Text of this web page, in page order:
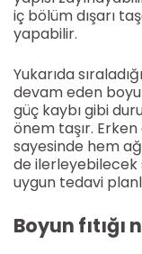
iç bölüm dışarı
yapabilir.
Yukarıda
devam eden
güç kaybı gibi
önem taşır.
sayesinde hem
de ilerleyebilecek
uygun tedavi
Boyun fıtığı